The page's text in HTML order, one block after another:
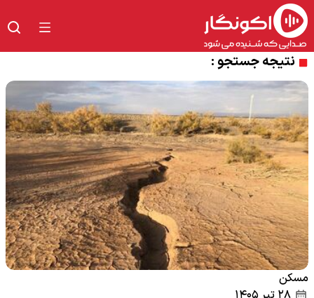
نتیجه جستجو :
مسکن